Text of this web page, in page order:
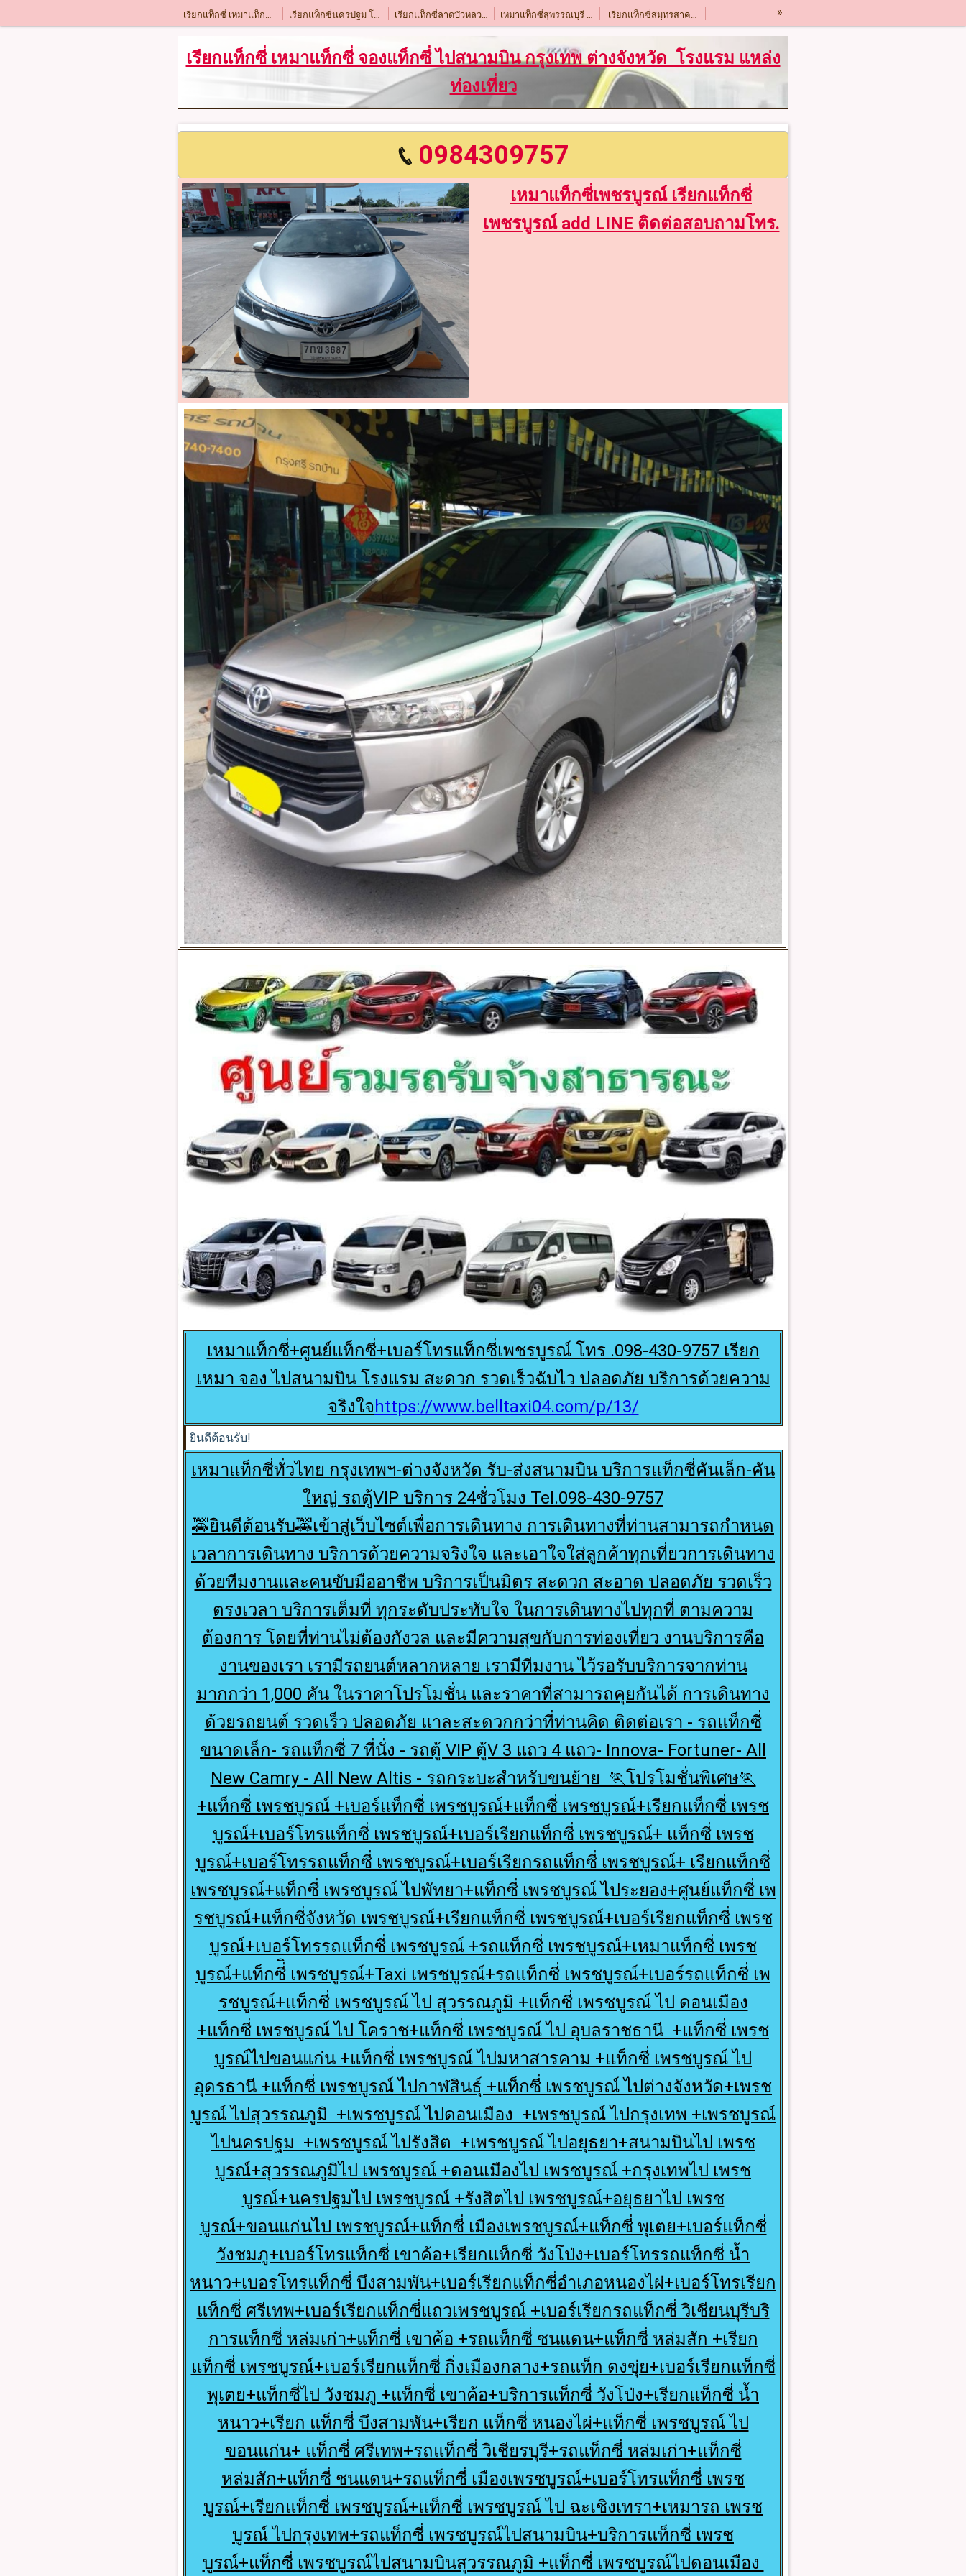
เรียกแท็กซี่ เหมาแท็กซี่ โทร.0984309757 เรียกแท็กซี่นครปฐม โทร.0984309757 เรียกแท็กซี่ลาดบัวหลวง โทร 0984309757 เหมาแท็กซี่สุพรรณบุรี โทร.0984309757 เรียกแท็กซี่สมุทรสาคร โทร.0984309757
เรียกแท็กซี่ชลบุรี โทร.0984309757 เรียกแท็กซี่พิษณุโลก โทร.0984309757 เรียกแท็กซี่อุตรดิตถ์ โทร.0984309757 เรียกแท็กซี่เพชรบูรณ์ โทร.0984309757 เรียกแท็กซี่ราชบุรี โทร.0984309757
เรียกแท็กซี่นครสวรรค์ โทร.0984309757 เรียกแท็กซี่กำแพงแสน โทร.0984309757 เรียกแท็กซี่นครนายก โทร.0984309757
เรียกแท็กซี่เพชรบุรี โทร.0984309757
»
เรียกแท็กซี่ เหมาแท็กซี่ จองแท็กซี่ ไปสนามบิน กรุงเทพ ต่างจังหวัด โรงแรม แหล่ง
ท่องเที่ยว
0984309757
เหมาแท็กซี่เพชรบูรณ์ เรียกแท็กซี่
เพชรบูรณ์ add LINE ติดต่อสอบถามโทร.
เหมาแท็กซี่+ศูนย์แท็กซี่+เบอร์โทรแท็กซี่เพชรบูรณ์ โทร .098-430-9757 เรียก
เหมา จอง ไปสนามบิน โรงแรม สะดวก รวดเร็วฉับไว ปลอดภัย บริการด้วยความ
จริงใจ https://www.belltaxi04.com/p/13/
ยินดีต้อนรับ!
เหมาแท็กซี่ทั่วไทย กรุงเทพฯ-ต่างจังหวัด รับ-ส่งสนามบิน บริการแท็กซี่คันเล็ก-คัน
ใหญ่ รถตู้VIP บริการ 24ชั่วโมง Tel.098-430-9757
🚕ยินดีต้อนรับ🚕เข้าสู่เว็บไซต์เพื่อการเดินทาง การเดินทางที่ท่านสามารถกำหนด
เวลาการเดินทาง บริการด้วยความจริงใจ และเอาใจใส่ลูกค้าทุกเที่ยวการเดินทาง
ด้วยทีมงานและคนขับมืออาชีพ บริการเป็นมิตร สะดวก สะอาด ปลอดภัย รวดเร็ว
ตรงเวลา บริการเต็มที่ ทุกระดับประทับใจ ในการเดินทางไปทุกที่ ตามความ
ต้องการ โดยที่ท่านไม่ต้องกังวล และมีความสุขกับการท่องเที่ยว งานบริการคือ
งานของเรา เรามีรถยนต์หลากหลาย เรามีทีมงาน ไว้รอรับบริการจากท่าน
มากกว่า 1,000 คัน ในราคาโปรโมชั่น และราคาที่สามารถคุยกันได้ การเดินทาง
ด้วยรถยนต์ รวดเร็ว ปลอดภัย แาละสะดวกกว่าที่ท่านคิด ติดต่อเรา - รถแท็กซี่
ขนาดเล็ก- รถแท็กซี่ 7 ที่นั่ง - รถตู้ VIP ตู้V 3 แถว 4 แถว- Innova- Fortuner- All
New Camry - All New Altis - รถกระบะสำหรับขนย้าย 🏃โปรโมชั่นพิเศษ🏃
+แท็กซี่ เพรชบูรณ์ +เบอร์แท็กซี่ เพรชบูรณ์+แท็กซี่ เพรชบูรณ์+เรียกแท็กซี่ เพรช
บูรณ์+เบอร์โทรแท็กซี่ เพรชบูรณ์+เบอร์เรียกแท็กซี่ เพรชบูรณ์+ แท็กซี่ เพรช
บูรณ์+เบอร์โทรรถแท็กซี่ เพรชบูรณ์+เบอร์เรียกรถแท็กซี่ เพรชบูรณ์+ เรียกแท็กซี่
เพรชบูรณ์+แท็กซี่ เพรชบูรณ์ ไปพัทยา+แท็กซี่ เพรชบูรณ์ ไประยอง+ศูนย์แท็กซี่ เพ
รชบูรณ์+แท็กซี่จังหวัด เพรชบูรณ์+เรียกแท็กซี่ เพรชบูรณ์+เบอร์เรียกแท็กซี่ เพรช
บูรณ์+เบอร์โทรรถแท็กซี่ เพรชบูรณ์ +รถแท็กซี่ เพรชบูรณ์+เหมาแท็กซี่ เพรช
บูรณ์+แท็กซี่ิ เพรชบูรณ์+Taxi เพรชบูรณ์+รถแท็กซี่ เพรชบูรณ์+เบอร์รถแท็กซี่ เพ
รชบูรณ์+แท็กซี่ เพรชบูรณ์ ไป สุวรรณภูมิ +แท็กซี่ เพรชบูรณ์ ไป ดอนเมือง
+แท็กซี่ เพรชบูรณ์ ไป โคราช+แท็กซี่ เพรชบูรณ์ ไป อุบลราชธานี +แท็กซี่ เพรช
บูรณ์ไปขอนแก่น +แท็กซี่ เพรชบูรณ์ ไปมหาสารคาม +แท็กซี่ เพรชบูรณ์ ไป
อุดรธานี +แท็กซี่ เพรชบูรณ์ ไปกาฬสินธุ์ +แท็กซี่ เพรชบูรณ์ ไปต่างจังหวัด+เพรช
บูรณ์ ไปสุวรรณภูมิ +เพรชบูรณ์ ไปดอนเมือง +เพรชบูรณ์ ไปกรุงเทพ +เพรชบูรณ์
ไปนครปฐม +เพรชบูรณ์ ไปรังสิต +เพรชบูรณ์ ไปอยุธยา+สนามบินไป เพรช
บูรณ์+สุวรรณภูมิไป เพรชบูรณ์ +ดอนเมืองไป เพรชบูรณ์ +กรุงเทพไป เพรช
บูรณ์+นครปฐมไป เพรชบูรณ์ +รังสิตไป เพรชบูรณ์+อยุธยาไป เพรช
บูรณ์+ขอนแก่นไป เพรชบูรณ์+แท็กซี่ เมืองเพรชบูรณ์+แท็กซี่ พุเตย+เบอร์แท็กซี่
วังชมภู+เบอร์โทรแท็กซี่ เขาค้อ+เรียกแท็กซี่ วังโป่ง+เบอร์โทรรถแท็กซี่ น้ำ
หนาว+เบอรโทรแท็กซี่ บึงสามพัน+เบอร์เรียกแท็กซี่อำเภอหนองไผ่+เบอร์โทรเรียก
แท็กซี่ ศรีเทพ+เบอร์เรียกแท็กซี่แถวเพรชบูรณ์ +เบอร์เรียกรถแท็กซี่ วิเชียนบุรีบริ
การแท็กซี่ หล่มเก่า+แท็กซี่ เขาค้อ +รถแท็กซี่ ชนแดน+แท็กซี่ หล่มสัก +เรียก
แท็กซี่ เพรชบูรณ์+เบอร์เรียกแท็กซี่ กิ่งเมืองกลาง+รถแท็ก ดงขุ่ย+เบอร์เรียกแท็กซี่
พุเตย+แท็กซี่ไป วังชมภู +แท็กซี่ เขาค้อ+บริการแท็กซี่ วังโป่ง+เรียกแท็กซี่ น้ำ
หนาว+เรียก แท็กซี่ บึงสามพัน+เรียก แท็กซี่ หนองไผ่+แท็กซี่ เพรชบูรณ์ ไป
ขอนแก่น+ แท็กซี่ ศรีเทพ+รถแท็กซี่ วิเชียรบุรี+รถแท็กซี่ หล่มเก่า+แท็กซี่
หล่มสัก+แท็กซี่ ชนแดน+รถแท็กซี่ เมืองเพรชบูรณ์+เบอร์โทรแท็กซี่ เพรช
บูรณ์+เรียกแท็กซี่ เพรชบูรณ์+แท็กซี่ เพรชบูรณ์ ไป ฉะเชิงเทรา+เหมารถ เพรช
บูรณ์ ไปกรุงเทพ+รถแท็กซี่ เพรชบูรณ์ไปสนามบิน+บริการแท็กซี่ เพรช
บูรณ์+แท็กซี่ เพรชบูรณ์ไปสนามบินสุวรรณภูมิ +แท็กซี่ เพรชบูรณ์ไปดอนเมือง